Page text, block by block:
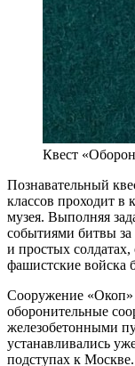
Квест
Познавательный
классов проходит в
музея. Выполняя
событиями битвы за
и простых
фашистские войска
Сооружение «Окоп»
оборонительные
железобетонными
устанавливались
подступах к Москве.